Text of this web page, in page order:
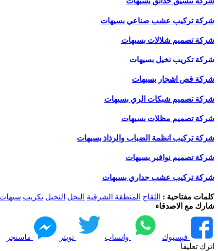
شركة تركيب عشب صناعي بسيهات
شركة تصميم شلالات بسيهات
شركة تكريب نخيل بسيهات
شركة قص اشجار بسيهات
شركة تصميم شبكات الري بسيهات
شركة تصميم مظلات بسيهات
شركة تركيب انظمة الضباب والرذاذ بسيهات
شركة تصميم نوافير بسيهات
شركة تركيب عشب جداري بسيهات
كلمات مفتاحية : اللقاح المنطقة الشرقية النخل النخيل تكريب سيهات
شارك مع الاصدقاء
فيسبوك واتساب تويتر ماسنجر
اترك تعليقاً